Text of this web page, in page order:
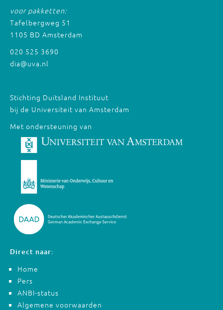
voor pakketten:
Tafelbergweg 51
1105 BD Amsterdam
020 525 3690
dia@uva.nl
Stichting Duitsland Instituut
bij de Universiteit van Amsterdam
Met ondersteuning van
Direct naar:
Home
Pers
ANBI-status
Algemene voorwaarden